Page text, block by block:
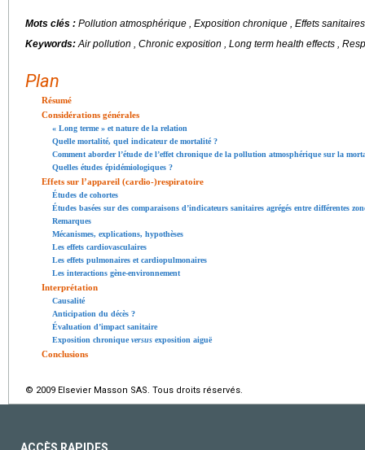
Mots clés : Pollution atmosphérique , Exposition chronique , Effets
Keywords:Air pollution , Chronic exposition , Long term health effects ,
Plan
Résumé
Considérations générales
« Long terme » et nature de la relation
Quelle mortalité, quel indicateur de mortalité ?
Comment aborder l’étude de l’effet chronique de la pollution atmosphérique sur la
Quelles études épidémiologiques ?
Effets sur l’appareil (cardio-)respiratoire
Études de cohortes
Études basées sur des comparaisons d’indicateurs sanitaires agrégés entre différentes
Remarques
Mécanismes, explications, hypothèses
Les effets cardiovasculaires
Les effets pulmonaires et cardiopulmonaires
Les interactions gène-environnement
Interprétation
Causalité
Anticipation du décès ?
Évaluation d’impact sanitaire
Exposition chroniqueversus exposition aiguë
Conclusions
© 2009 Elsevier Masson SAS. Tous droits réservés.